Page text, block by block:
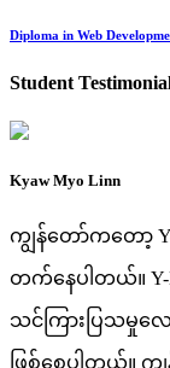
Diploma in Web
Student
Kyaw Myo Linn
ကျွန်တော်ကတော့ Y-
တက်နေပါတယ်။ Y-
သင်ကြားပြသမှု
ဖြစ်စေပါတယ်။